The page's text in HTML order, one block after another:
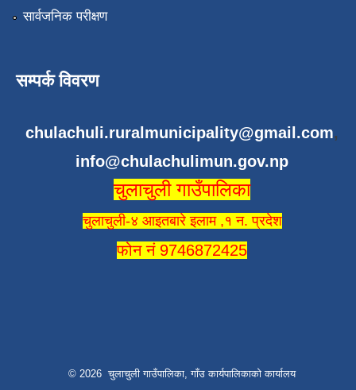
सार्वजनिक परीक्षण
सम्पर्क विवरण
chulachuli.ruralmunicipality@gmail.com,
info@chulachulimun.gov.np
चुलाचुली गाउँपालिका
चुलाचुली-४ आइतबारे इलाम ,१ न. प्रदेश
फोन नं 9746872425
© 2026 चुलाचुली गाउँपालिका, गाँउ कार्यपालिकाको कार्यालय